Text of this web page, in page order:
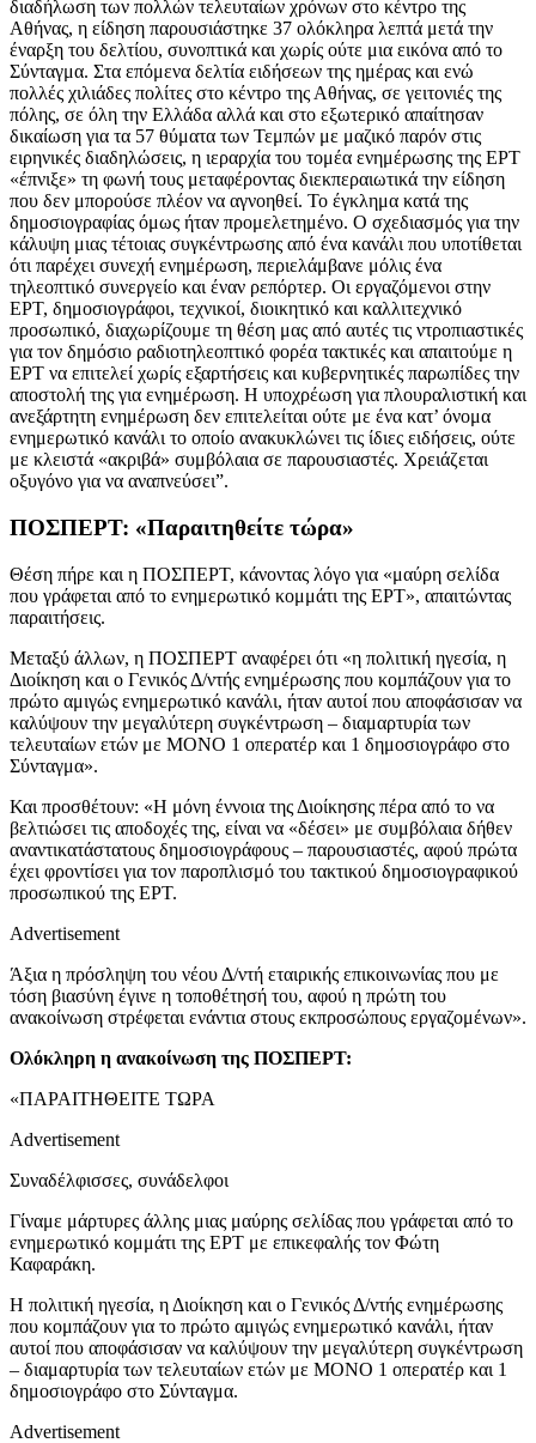
διαδήλωση των πολλών τελευταίων χρόνων στο κέντρο της
Αθήνας, η είδηση παρουσιάστηκε 37 ολόκληρα λεπτά μετά την
έναρξη του δελτίου, συνοπτικά και χωρίς ούτε μια εικόνα από το
Σύνταγμα. Στα επόμενα δελτία ειδήσεων της ημέρας και ενώ
πολλές χιλιάδες πολίτες στο κέντρο της Αθήνας, σε γειτονιές της
πόλης, σε όλη την Ελλάδα αλλά και στο εξωτερικό απαίτησαν
δικαίωση για τα 57 θύματα των Τεμπών με μαζικό παρόν στις
ειρηνικές διαδηλώσεις, η ιεραρχία του τομέα ενημέρωσης της ΕΡΤ
«έπνιξε» τη φωνή τους μεταφέροντας διεκπεραιωτικά την είδηση
που δεν μπορούσε πλέον να αγνοηθεί. Το έγκλημα κατά της
δημοσιογραφίας όμως ήταν προμελετημένο. Ο σχεδιασμός για την
κάλυψη μιας τέτοιας συγκέντρωσης από ένα κανάλι που υποτίθεται
ότι παρέχει συνεχή ενημέρωση, περιελάμβανε μόλις ένα
τηλεοπτικό συνεργείο και έναν ρεπόρτερ. Οι εργαζόμενοι στην
ΕΡΤ, δημοσιογράφοι, τεχνικοί, διοικητικό και καλλιτεχνικό
προσωπικό, διαχωρίζουμε τη θέση μας από αυτές τις ντροπιαστικές
για τον δημόσιο ραδιοτηλεοπτικό φορέα τακτικές και απαιτούμε η
ΕΡΤ να επιτελεί χωρίς εξαρτήσεις και κυβερνητικές παρωπίδες την
αποστολή της για ενημέρωση. Η υποχρέωση για πλουραλιστική και
ανεξάρτητη ενημέρωση δεν επιτελείται ούτε με ένα κατ’ όνομα
ενημερωτικό κανάλι το οποίο ανακυκλώνει τις ίδιες ειδήσεις, ούτε
με κλειστά «ακριβά» συμβόλαια σε παρουσιαστές. Χρειάζεται
οξυγόνο για να αναπνεύσει”.
ΠΟΣΠΕΡΤ: «Παραιτηθείτε τώρα»
Θέση πήρε και η ΠΟΣΠΕΡΤ, κάνοντας λόγο για «μαύρη σελίδα
που γράφεται από το ενημερωτικό κομμάτι της ΕΡΤ», απαιτώντας
παραιτήσεις.
Μεταξύ άλλων, η ΠΟΣΠΕΡΤ αναφέρει ότι «η πολιτική ηγεσία, η
Διοίκηση και ο Γενικός Δ/ντής ενημέρωσης που κομπάζουν για το
πρώτο αμιγώς ενημερωτικό κανάλι, ήταν αυτοί που αποφάσισαν να
καλύψουν την μεγαλύτερη συγκέντρωση – διαμαρτυρία των
τελευταίων ετών με ΜΟΝΟ 1 οπερατέρ και 1 δημοσιογράφο στο
Σύνταγμα».
Και προσθέτουν: «Η μόνη έννοια της Διοίκησης πέρα από το να
βελτιώσει τις αποδοχές της, είναι να «δέσει» με συμβόλαια δήθεν
αναντικατάστατους δημοσιογράφους – παρουσιαστές, αφού πρώτα
έχει φροντίσει για τον παροπλισμό του τακτικού δημοσιογραφικού
προσωπικού της ΕΡΤ.
Advertisement
Άξια η πρόσληψη του νέου Δ/ντή εταιρικής επικοινωνίας που με
τόση βιασύνη έγινε η τοποθέτησή του, αφού η πρώτη του
ανακοίνωση στρέφεται ενάντια στους εκπροσώπους εργαζομένων».
Ολόκληρη η ανακοίνωση της ΠΟΣΠΕΡΤ:
«ΠΑΡΑΙΤΗΘΕΙΤΕ ΤΩΡΑ
Advertisement
Συναδέλφισσες, συνάδελφοι
Γίναμε μάρτυρες άλλης μιας μαύρης σελίδας που γράφεται από το
ενημερωτικό κομμάτι της ΕΡΤ με επικεφαλής τον Φώτη
Καφαράκη.
Η πολιτική ηγεσία, η Διοίκηση και ο Γενικός Δ/ντής ενημέρωσης
που κομπάζουν για το πρώτο αμιγώς ενημερωτικό κανάλι, ήταν
αυτοί που αποφάσισαν να καλύψουν την μεγαλύτερη συγκέντρωση
– διαμαρτυρία των τελευταίων ετών με ΜΟΝΟ 1 οπερατέρ και 1
δημοσιογράφο στο Σύνταγμα.
Advertisement